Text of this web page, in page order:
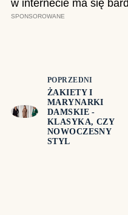
POPRZEDNI
ŻAKIETY I
MARYNARKI
DAMSKIE -
KLASYKA, CZY
NOWOCZESNY
STYL